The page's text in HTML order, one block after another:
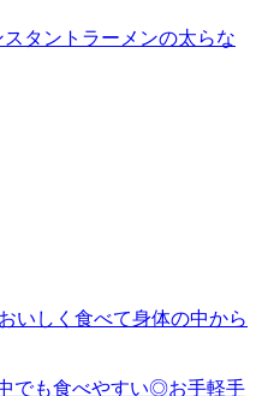
タントラーメンの太らな
いしく食べて身体の中から
でも食べやすい◎お手軽手